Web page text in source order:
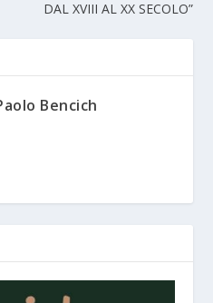
DAL XVIII AL XX SECOLO”
Bencich